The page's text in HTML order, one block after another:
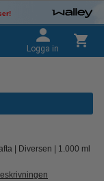
Logga in
Diversen 1.000 ml